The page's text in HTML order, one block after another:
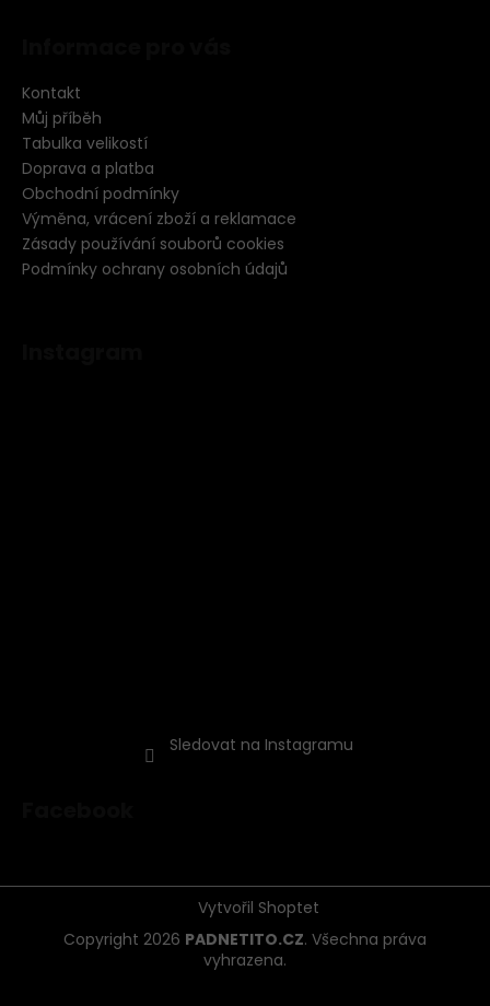
Kontakt
Můj příběh
Tabulka velikostí
Doprava a platba
Obchodní podmínky
Výměna, vrácení zboží a reklamace
Zásady používání souborů cookies
Podmínky ochrany osobních údajů
Sledovat na Instagramu
Vytvořil Shoptet
Copyright 2026 PADNETITO.CZ. Všechna práva
vyhrazena.